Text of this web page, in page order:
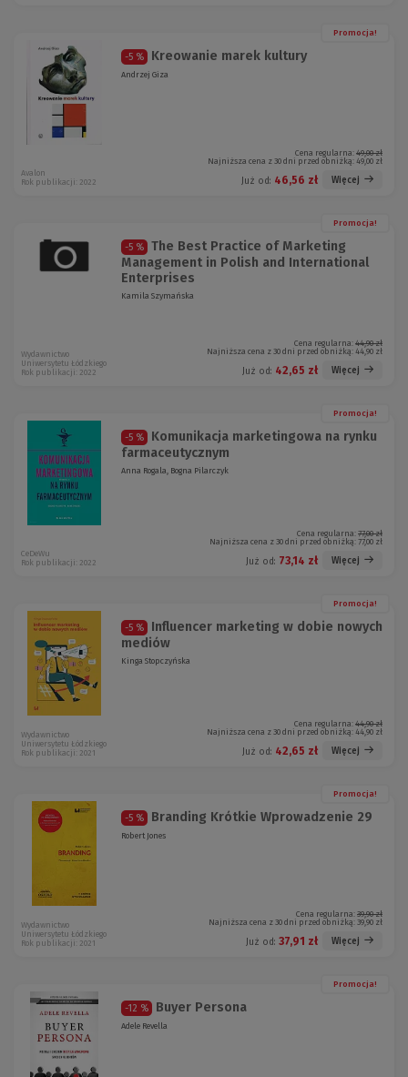
Promocja!
-5 % Kreowanie marek kultury
Andrzej Giza
Cena regularna: 49,00 zł
Najniższa cena z 30 dni przed obniżką: 49,00 zł
Już od: 46,56 zł Więcej
Avalon
Rok publikacji: 2022
Promocja!
-5 %
The Best Practice of Marketing
Management in Polish and International
Enterprises
Kamila Szymańska
Cena regularna: 44,90 zł
Najniższa cena z 30 dni przed obniżką: 44,90 zł
Już od: 42,65 zł Więcej
Wydawnictwo
Uniwersytetu Łódzkiego
Rok publikacji: 2022
Promocja!
-5 %
Komunikacja marketingowa na rynku
farmaceutycznym
Anna Rogala, Bogna Pilarczyk
Cena regularna: 77,00 zł
Najniższa cena z 30 dni przed obniżką: 77,00 zł
Już od: 73,14 zł Więcej
CeDeWu
Rok publikacji: 2022
Promocja!
-5 %
Influencer marketing w dobie nowych
mediów
Kinga Stopczyńska
Cena regularna: 44,90 zł
Najniższa cena z 30 dni przed obniżką: 44,90 zł
Już od: 42,65 zł Więcej
Wydawnictwo
Uniwersytetu Łódzkiego
Rok publikacji: 2021
Promocja!
-5 % Branding Krótkie Wprowadzenie 29
Robert Jones
Cena regularna: 39,90 zł
Najniższa cena z 30 dni przed obniżką: 39,90 zł
Już od: 37,91 zł Więcej
Wydawnictwo
Uniwersytetu Łódzkiego
Rok publikacji: 2021
Promocja!
-12 % Buyer Persona
Adele Revella